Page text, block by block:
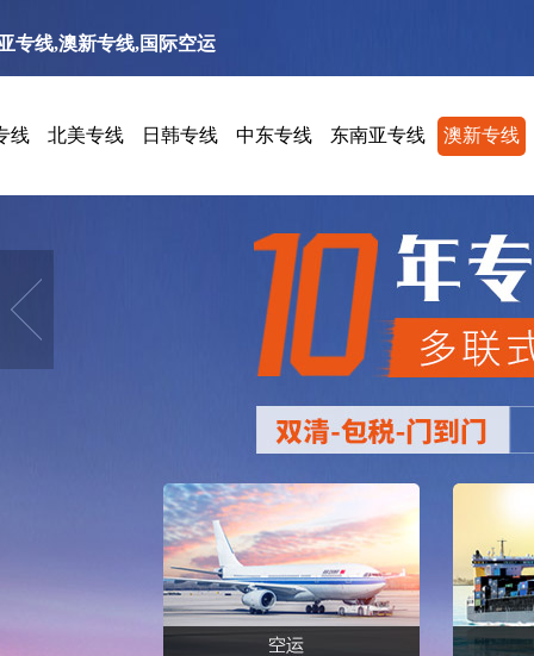
专线,澳新专线,国际空运
线 北美专线 日韩专线 中东专线 东南亚专线 澳新专线